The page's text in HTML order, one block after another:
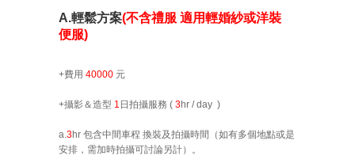
A.輕鬆方案(不含禮服 適用輕婚紗或洋裝
便服)
+費用 40000 元
+攝影＆造型 1 日拍攝服務 ( 3hr / day )
a.3hr 包含中間車程 換裝及拍攝時間（如有多個地點或是
安排，需加時拍攝可討論另計）。